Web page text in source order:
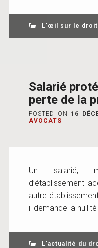
L'œil sur le droit
Salarié
perte de la
POSTED ON 16
AVOCATS
Un salarié,
d’établissement
autre
il demande la
L'actualité du